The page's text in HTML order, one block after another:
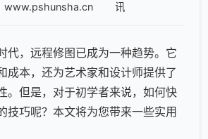
www.pshunsha.cn
讯
， 远程修图已成为一种趋势。它
成本，还为艺术家和设计师提供了
。但是，对于初学者来说，如何快
技巧呢？本文将为您带来一些实用